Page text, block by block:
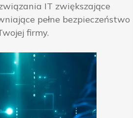
IT zwiększające
pełne bezpieczeństwo
firmy.